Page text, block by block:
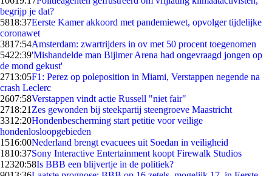
begrijp je dat?
5818:37Eerste Kamer akkoord met pandemiewet, opvolger tijdelijke
coronawet
3817:54Amsterdam: zwartrijders in ov met 50 procent toegenomen
5422:39'Mishandelde man Bijlmer Arena had ongevraagd jongen op
de mond gekust'
2713:05F1: Perez op poleposition in Miami, Verstappen negende na
crash Leclerc
2607:58Verstappen vindt actie Russell "niet fair"
2718:21 Zes gewonden bij steekpartij steengroeve Maastricht
3312:20Hondenbescherming start petitie voor veilige
hondenlosloopgebieden
1516:00Nederland brengt evacuees uit Soedan in veiligheid
1810:37Sony Interactive Entertainment koopt Firewalk Studios
12320:58Is BBB een blijvertje in de politiek?